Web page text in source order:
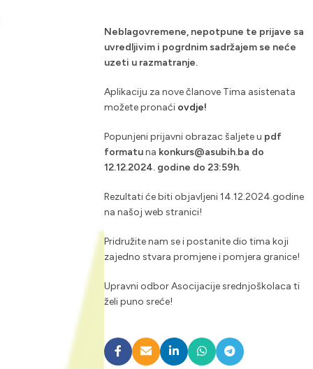
Neblagovremene, nepotpune te prijave sa
uvredljivim i pogrdnim sadržajem se neće
uzeti u razmatranje.
Aplikaciju za nove članove Tima asistenata
možete pronaći ovdje!
Popunjeni prijavni obrazac šaljete u pdf
formatuna konkurs@asubih.ba do
12.12.2024. godine do 23:59h.
Rezultati će biti objavljeni 14.12.2024.godine
na našoj web stranici!
Pridružite nam se i postanite dio tima koji
zajedno stvara promjene i pomjera granice!
Upravni odbor Asocijacije srednjoškolaca ti
želi puno sreće!